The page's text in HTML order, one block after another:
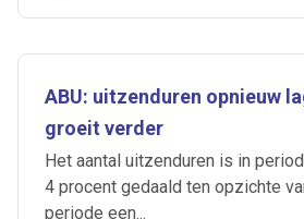
ABU: uitzenduren opnieuw
groeit verder
Het aantal uitzenduren is in
4 procent gedaald ten opzichte
periode een...